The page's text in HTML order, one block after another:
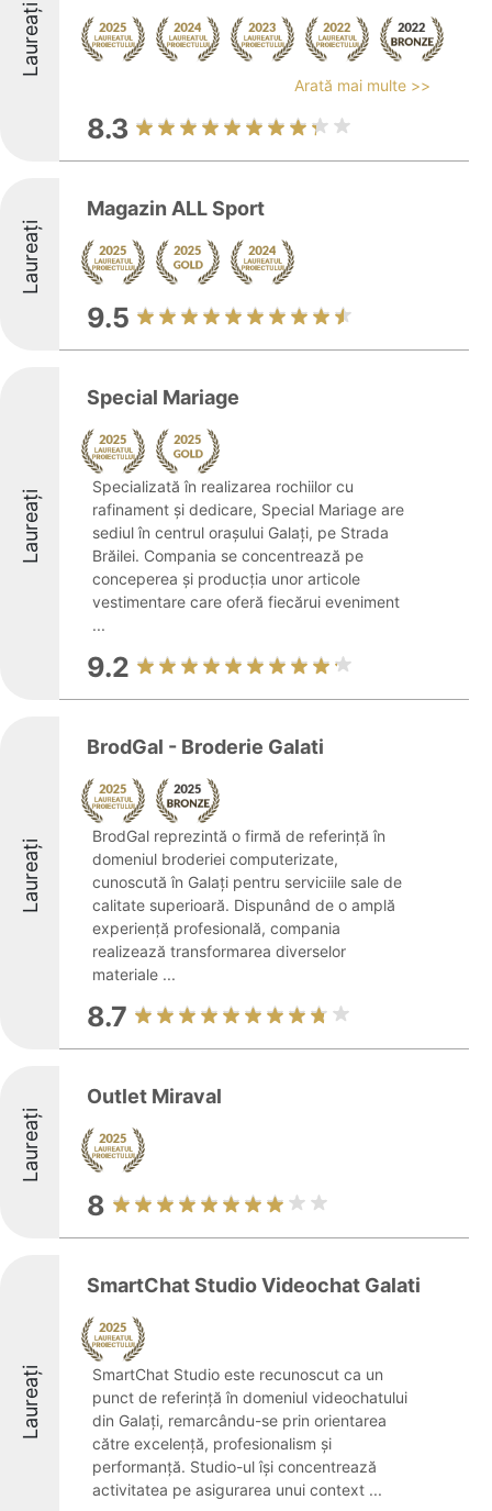
Laureați
Arată mai multe >>
8.3
Laureați
Magazin ALL Sport
9.5
Laureați
Special Mariage
Specializată în realizarea rochiilor cu
rafinament și dedicare, Special Mariage are
sediul în centrul orașului Galați, pe Strada
Brăilei. Compania se concentrează pe
conceperea și producția unor articole
vestimentare care oferă fiecărui eveniment
...
9.2
Laureați
BrodGal - Broderie Galati
BrodGal reprezintă o firmă de referință în
domeniul broderiei computerizate,
cunoscută în Galați pentru serviciile sale de
calitate superioară. Dispunând de o amplă
experiență profesională, compania
realizează transformarea diverselor
materiale ...
8.7
Laureați
Outlet Miraval
8
Laureați
SmartChat Studio Videochat Galati
SmartChat Studio este recunoscut ca un
punct de referință în domeniul videochatului
din Galați, remarcându-se prin orientarea
către excelență, profesionalism și
performanță. Studio-ul își concentrează
activitatea pe asigurarea unui context ...